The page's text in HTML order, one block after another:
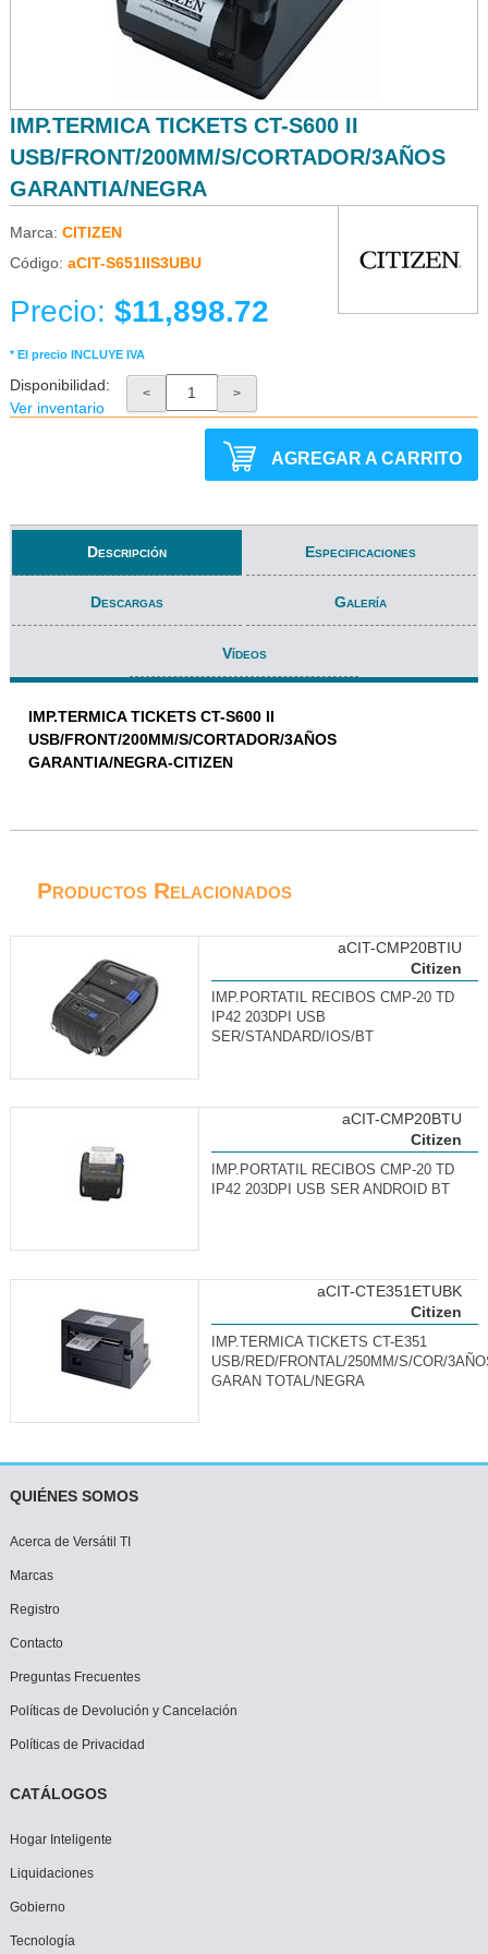
IMP.TERMICA TICKETS CT-S600 II
USB/FRONT/200MM/S/CORTADOR/3AÑOS
GARANTIA/NEGRA
Marca: CITIZEN
Código: aCIT-S651IIS3UBU
Precio: $11,898.72
* El precio INCLUYE IVA
Disponibilidad:
Ver inventario
< >
AGREGAR A CARRITO
Descripción Especificaciones
Descargas Galería
Vídeos
IMP.TERMICA TICKETS CT-S600 II
USB/FRONT/200MM/S/CORTADOR/3AÑOS
GARANTIA/NEGRA-CITIZEN
Productos Relacionados
Citizen
aCIT-CMP20BTIU
IMP.PORTATIL RECIBOS CMP-20 TD
IP42 203DPI USB
SER/STANDARD/IOS/BT
Citizen
aCIT-CMP20BTU
IMP.PORTATIL RECIBOS CMP-20 TD
IP42 203DPI USB SER ANDROID BT
Citizen
aCIT-CTE351ETUBK
IMP.TERMICA TICKETS CT-E351
USB/RED/FRONTAL/250MM/S/COR/
GARAN TOTAL/NEGRA
QUIÉNES SOMOS
Acerca de Versátil TI
Marcas
Registro
Contacto
Preguntas Frecuentes
Políticas de Devolución y Cancelación
Políticas de Privacidad
CATÁLOGOS
Hogar Inteligente
Liquidaciones
Gobierno
Tecnología